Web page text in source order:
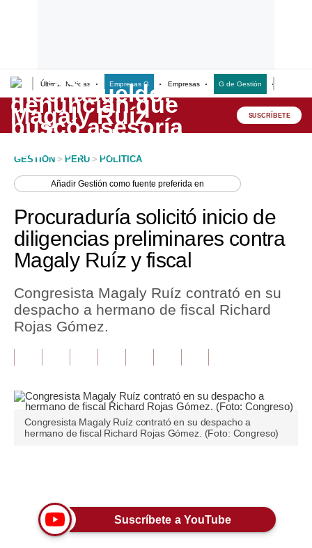
Últimas Noticias Empresas G Empresas G de Gestión
Lo último
Peru Quiosco
Economía
Mercados
Política
Tu Dinero
Finanzas Personales
Inmobiliarias
Plus G
Pregunta de hoy
SUSCRÍBETE
GESTION > PERU > POLITICA
AñadirGestión como fuente preferida en
Procuraduría solicitó inicio de
diligencias preliminares contra
Magaly Ruíz y fiscal
Congresista Magaly Ruíz contrató en su
despacho a hermano de fiscal Richard
Rojas Gómez.
Congresista Magaly Ruíz contrató en su despacho a
hermano de fiscal Richard Rojas Gómez. (Foto: Congreso)
Suscríbete a YouTube